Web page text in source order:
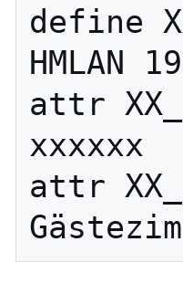
define
HMLAN
attr
xxxxxx
attr